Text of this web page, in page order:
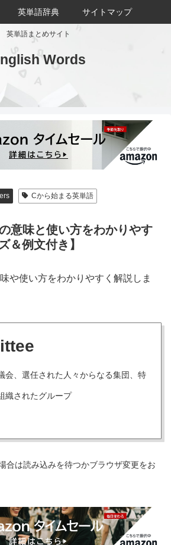
英単語まとめサイト
Words
英単語辞典 サイトマップ
Cから始まる英単語
意味と使い方をわかりやす
＆例文付き】
味や使い方をわかりやすく解説しま
会、選任された人々からなる集団、特
織されたグループ
合は読み込みを待つかブラウザ変更をお